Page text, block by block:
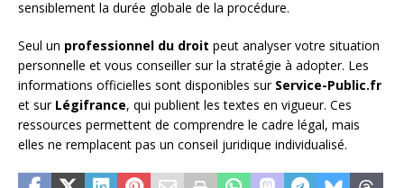
sensiblement la durée globale de la procédure.
Seul un professionnel du droit peut analyser votre situation
personnelle et vous conseiller sur la stratégie à adopter. Les
informations officielles sont disponibles sur Service-Public.fr
et sur Légifrance, qui publient les textes en vigueur. Ces
ressources permettent de comprendre le cadre légal, mais
elles ne remplacent pas un conseil juridique individualisé.